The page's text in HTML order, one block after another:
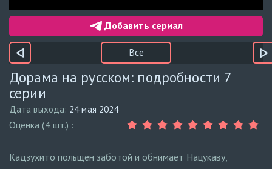
Добавить сериал
Все
Дорама на русском: подробности 7
серии
Дата выхода: 24 мая 2024
Оценка (4 шт.) :
Кадзухито польщён заботой и обнимает Нацукаву,